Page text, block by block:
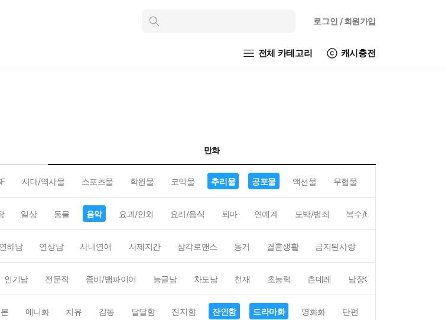
인
로그인 / 회원가입
전체 카테고리 캐시충전
만화
시대/역사물 스포츠물 학원물 코믹물 추리물 공포물 액션물 무협물
일상 동물 음악 요괴/인외 요리/음식 퇴마 연예계 도박/범죄 복수/배신
연하남 연상남 사내연애 사제지간 삼각로맨스 동거 결혼생활 금지된사랑
인기남 전문직 좀비/뱀파이어 능글남 차도남 천재 초능력 츤데레 남장여자
애니화 치유 감동 달달함 진지함 잔인함 드라마화 영화화 단편